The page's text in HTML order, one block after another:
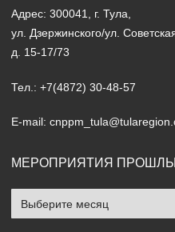
Адрес: 300041, г. Тула,
ул. Дзержинского/ул.
д. 15-17/73
Тел.: +7(4872) 30-48-57
E-mail:
МЕРОПРИЯТИЯ
Мероприятия
прошлых